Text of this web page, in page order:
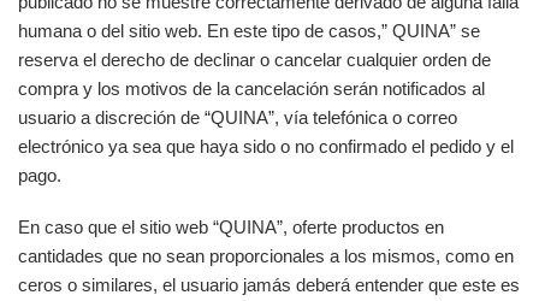
humana o del sitio web. En este tipo de casos,” QUINA” se
reserva el derecho de declinar o cancelar cualquier orden de
compra y los motivos de la cancelación serán notificados al
usuario a discreción de “QUINA”, vía telefónica o correo
electrónico ya sea que haya sido o no confirmado el pedido y el
pago.
En caso que el sitio web “QUINA”, oferte productos en
cantidades que no sean proporcionales a los mismos, como en
ceros o similares, el usuario jamás deberá entender que este es